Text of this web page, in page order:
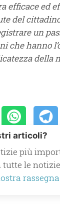
efficace ed
del
un
che hanno
della
articoli?
più
tutte le